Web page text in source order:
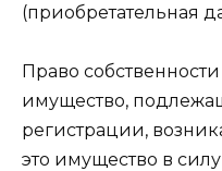
(приобретательная
Право
имущество,
регистрации,
это имущество в